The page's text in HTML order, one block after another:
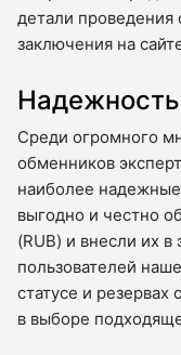
детали проведения
заключения на
Среди огромного
обменников
наиболее
выгодно и честно
(RUB) и внесли их
пользователей
статусе и
в выборе